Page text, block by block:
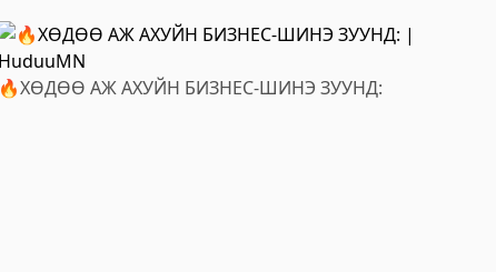
🔥ХӨДӨӨ АЖ АХУЙН БИЗНЕС-ШИНЭ ЗУУНД: